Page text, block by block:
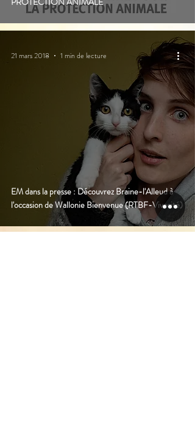
EM dans la presse : Découvrez Braine-l'Alleud à
l'occasion de Wallonie Bienvenue (RTBF-Vivacité)
21 mars 2018 1 min de lecture